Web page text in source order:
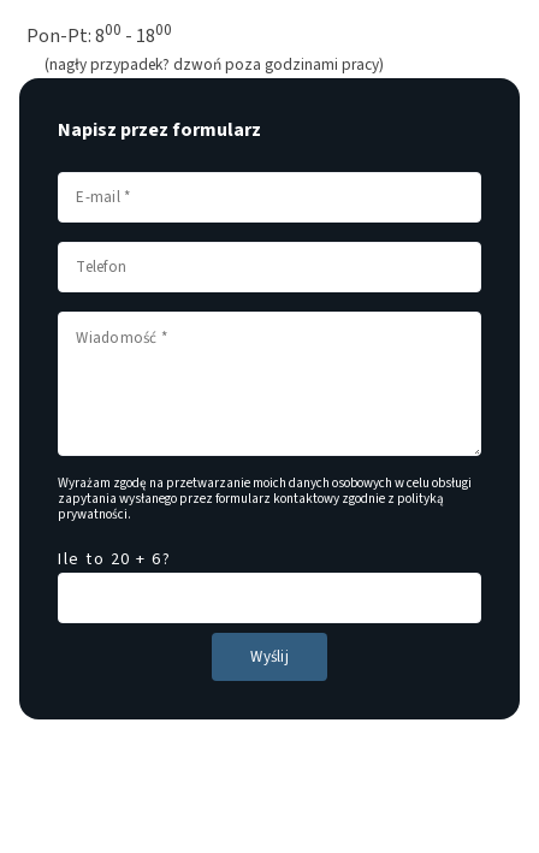
Pon-Pt: 800 - 1800
(nagły przypadek? dzwoń poza godzinami pracy)
Napisz przez formularz
Wyrażam zgodę na przetwarzanie moich danych osobowych w celu obsługi
zapytania wysłanego przez formularz kontaktowy zgodnie z polityką
prywatności.
Ile to 20 + 6?